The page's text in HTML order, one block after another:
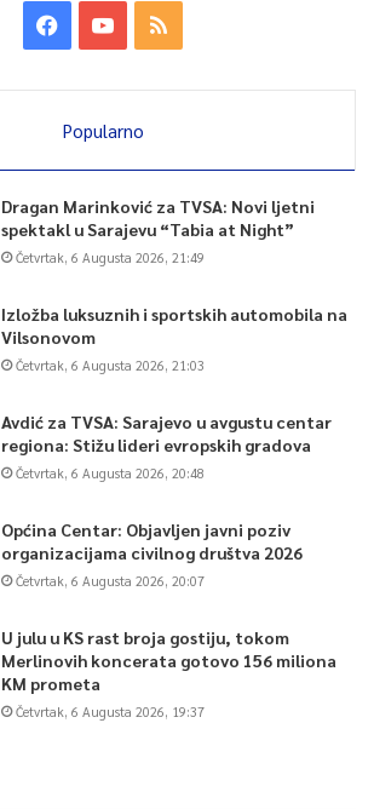
Popularno
Dragan Marinković za TVSA: Novi ljetni
spektakl u Sarajevu “Tabia at Night”
Četvrtak, 6 Augusta 2026, 21:49
Izložba luksuznih i sportskih automobila na
Vilsonovom
Četvrtak, 6 Augusta 2026, 21:03
Avdić za TVSA: Sarajevo u avgustu centar
regiona: Stižu lideri evropskih gradova
Četvrtak, 6 Augusta 2026, 20:48
Općina Centar: Objavljen javni poziv
organizacijama civilnog društva 2026
Četvrtak, 6 Augusta 2026, 20:07
U julu u KS rast broja gostiju, tokom
Merlinovih koncerata gotovo 156 miliona
KM prometa
Četvrtak, 6 Augusta 2026, 19:37